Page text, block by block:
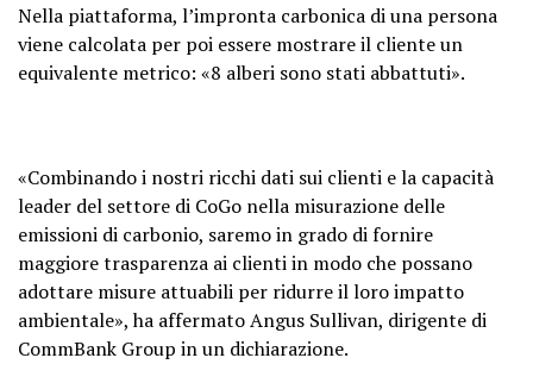
Nella piattaforma, l’impronta carbonica di una persona
viene calcolata per poi essere mostrare il cliente un
equivalente metrico: «8 alberi sono stati abbattuti».
«Combinando i nostri ricchi dati sui clienti e la capacità
leader del settore di CoGo nella misurazione delle
emissioni di carbonio, saremo in grado di fornire
maggiore trasparenza ai clienti in modo che possano
adottare misure attuabili per ridurre il loro impatto
ambientale», ha affermato Angus Sullivan, dirigente di
CommBank Group in un dichiarazione.